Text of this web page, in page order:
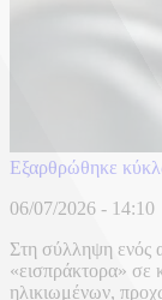
Εξαρθρώθηκε
06/07/2026 - 14:10
Στη σύλληψη ενός
«εισπράκτορα»
ηλικιωμένων,